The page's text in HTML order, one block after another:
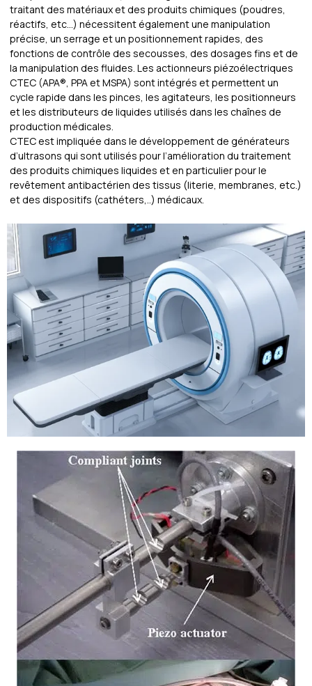
traitant des matériaux et des produits chimiques (poudres,
réactifs, etc…) nécessitent également une manipulation
précise, un serrage et un positionnement rapides, des
fonctions de contrôle des secousses, des dosages fins et de
la manipulation des fluides. Les actionneurs piézoélectriques
CTEC (APA®, PPA et MSPA) sont intégrés et permettent un
cycle rapide dans les pinces, les agitateurs, les positionneurs
et les distributeurs de liquides utilisés dans les chaînes de
production médicales.
CTEC est impliquée dans le développement de générateurs
d’ultrasons qui sont utilisés pour l’amélioration du traitement
des produits chimiques liquides et en particulier pour le
revêtement antibactérien des tissus (literie, membranes, etc.)
et des dispositifs (cathéters,..) médicaux.